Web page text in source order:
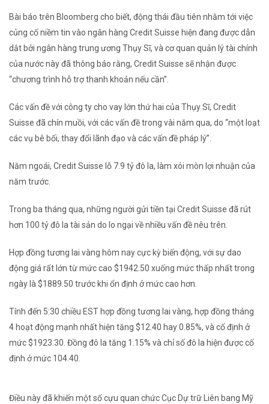
Bài báo trên Bloomberg cho biết, động thái đầu tiên nhằm tới việc
củng cố niềm tin vào ngân hàng Credit Suisse hiện đang được dẫn
dắt bởi ngân hàng trung ương Thụy Sĩ, và cơ quan quản lý tài chính
của nước này đã thông báo rằng, Credit Suisse sẽ nhận được
“chương trình hỗ trợ thanh khoản nếu cần”.
Các vấn đề với công ty cho vay lớn thứ hai của Thụy Sĩ, Credit
Suisse đã chín muồi, với các vấn đề trong vài năm qua, do “một loạt
các vụ bê bối, thay đổi lãnh đạo và các vấn đề pháp lý”.
Năm ngoái, Credit Suisse lỗ 7.9 tỷ đô la, làm xói mòn lợi nhuận của
năm trước.
Trong ba tháng qua, những người gửi tiền tại Credit Suisse đã rút
hơn 100 tỷ đô la tài sản do lo ngại về nhiều vấn đề nêu trên.
Hợp đồng tương lai vàng hôm nay cực kỳ biến động, với sự dao
động giá rất lớn từ mức cao $1942.50 xuống mức thấp nhất trong
ngày là $1889.50 trước khi ổn định ở mức cao hơn.
Tính đến 5:30 chiều EST hợp đồng tương lai vàng, hợp đồng tháng
4 hoạt động mạnh nhất hiện tăng $12.40 hay 0.85%, và cố định ở
mức $1923.30. Đồng đô la tăng 1.15% và chỉ số đô la hiện được cố
định ở mức 104.40.
Điều này đã khiến một số cựu quan chức Cục Dự trữ Liên bang Mỹ